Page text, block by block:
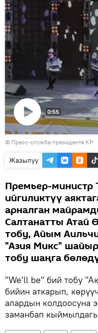
Видеону
көрсөтүү
0:55
© Пресс-служба президента КР
Жазылуу
Премьер-министр
ийгиликтүү
арналган
Салтанатты Атай
тобу, Айым
"Азия Микс"
тобу шаңга
"We'll be" бий тобу
бийин аткарып,
алардын колдоосуна
заманбап